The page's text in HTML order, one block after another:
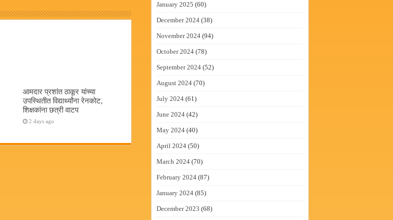
आमदार प्रशांत ठाकूर यांच्या
उपस्थितीत विद्यार्थ्यांना रेनकोट,
शिक्षकांना छत्री वाटप
2 days ago
January 2025 (60)
December 2024 (38)
November 2024 (94)
October 2024 (78)
September 2024 (52)
August 2024 (70)
July 2024 (61)
June 2024 (42)
May 2024 (40)
April 2024 (50)
March 2024 (70)
February 2024 (87)
January 2024 (85)
December 2023 (68)